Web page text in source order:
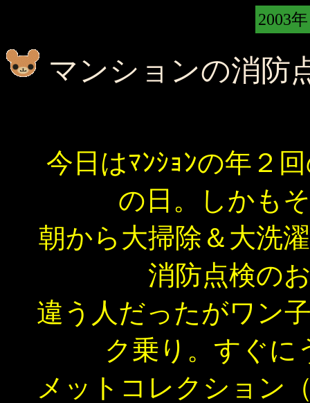
2003
マンションの消防
今日はﾏﾝｼｮﾝの年２
の日。しかも
朝から大掃除＆大洗
消防点検の
違う人だったがワン
ク乗り。すぐに
メットコレクション